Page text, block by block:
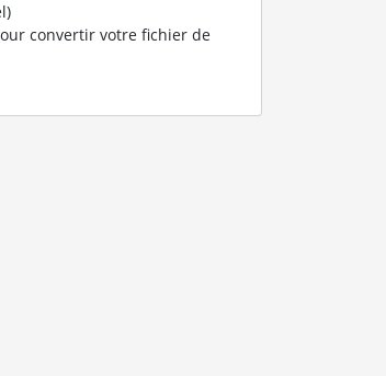
convertir votre fichier de